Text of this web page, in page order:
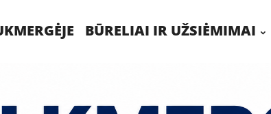
BŪRELIAI IR UŽSIĖMIMAI